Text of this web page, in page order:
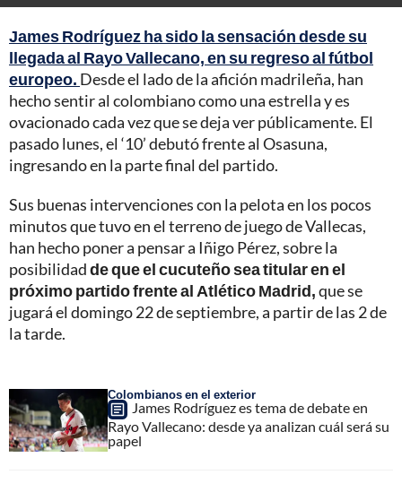
James Rodríguez ha sido la sensación desde su
llegada al Rayo Vallecano, en su regreso al fútbol
europeo. Desde el lado de la afición madrileña, han
hecho sentir al colombiano como una estrella y es
ovacionado cada vez que se deja ver públicamente. El
pasado lunes, el ‘10’ debutó frente al Osasuna,
ingresando en la parte final del partido.
Sus buenas intervenciones con la pelota en los pocos
minutos que tuvo en el terreno de juego de Vallecas,
han hecho poner a pensar a Iñigo Pérez, sobre la
posibilidadde que el cucuteño sea titular en el
próximo partido frente al Atlético Madrid,que se
jugará el domingo 22 de septiembre, a partir de las 2 de
la tarde.
Colombianos en el exterior
James Rodríguez es tema de debate en
Rayo Vallecano: desde ya analizan cuál será su
papel